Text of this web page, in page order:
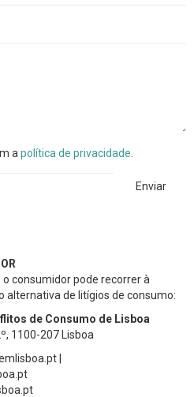
o consumidor pode recorrer à
alternativa de litígios de consumo:
de Consumo de Lisboa
1100-207 Lisboa
|